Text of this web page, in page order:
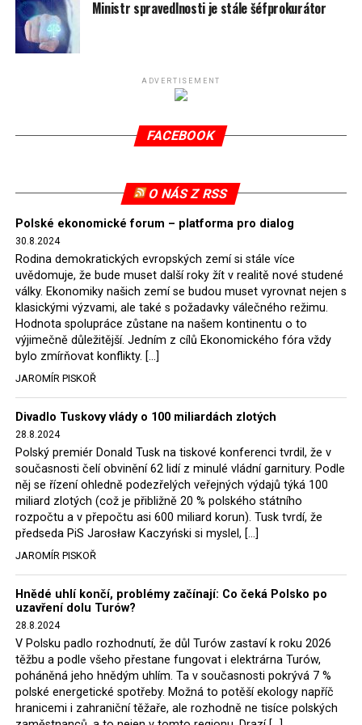
spotřeby.
Připomeňme, že ukončení těžby hnědého uhlí pro
(SDEU) v souvislosti se stížnostmi českých samospráv
verdiktem španělské soudkyně Rosario Silva de Lapureta
tomuto rozhodnutí nevyhověla, proto na žádost
2022, než byl tento případ z důvodu uzavření dohody
Polska s Českou republikou o odstranění příčin sporu o
důl Turów vymazán z rejstříku tribunálu. Celkem si
Polsko nechalo z přiznaných evropských fondů odečíst
asi 70 milionů eur na pokutách a 45 milionů eur
zaplatilo jako odškodnění České republice – ale jak důl,
tak elektrárna nadále fungovaly. Už tehdy zástupci
tehdejší opozice a dnes vládnoucí koalice, jako
místopředseda Občanské platformy (PO) Rafał
Hołownia, přímo řekli, že by se polská vláda měla
tomuto rozhodnutí podřídit.
Rozhodnutí polského ministra spravedlnosti jistě potěší
německé, české a polské ekology, ale i těžaře. Je těžké si
představit, že by o takové věci rozhodoval sám ministr
Bodnar. Musel získat politický souhlas vládnoucí koalice.
Stále jsou totiž platné argumenty Morawieckého vlády,
že důl i elektrárna jsou – kromě zabezpečování cca 7 %
polského energetického mixu – klíčovými podniky, spolu
se svými dceřinými společnostmi zaměstnávají cca pět
tisíc lidí. Navíc s činností dolu a elektrárny nepřímo
souvisí dalších několik desítek tisíc pracovních míst v
regionu. Zelená politika ale opět zvítězila.
Rozhodnutí polského ministra spravedlnosti jistě potěší
Ministr spravedlnosti je stále šéfprokurátor
ADVERTISEMENT
FACEBOOK
O NÁS Z RSS
Polské ekonomické forum – platforma pro dialog
30.8.2024
Rodina demokratických evropských zemí si stále více
uvědomuje, že bude muset další roky žít v realitě nové studené
války. Ekonomiky našich zemí se budou muset vyrovnat nejen s
klasickými výzvami, ale také s požadavky válečného režimu.
Hodnota spolupráce zůstane na našem kontinentu o to
výjimečně důležitější. Jedním z cílů Ekonomického fóra vždy
bylo zmírňovat konflikty. […]
JAROMÍR PISKOŘ
Divadlo Tuskovy vlády o 100 miliardách zlotých
28.8.2024
Polský premiér Donald Tusk na tiskové konferenci tvrdil, že v
současnosti čelí obvinění 62 lidí z minulé vládní garnitury. Podle
něj se řízení ohledně podezřelých veřejných výdajů týká 100
miliard zlotých (což je přibližně 20 % polského státního
rozpočtu a v přepočtu asi 600 miliard korun). Tusk tvrdí, že
předseda PiS Jarosław Kaczyński si myslel, […]
JAROMÍR PISKOŘ
Hnědé uhlí končí, problémy začínají: Co čeká Polsko po
uzavření dolu Turów?
28.8.2024
V Polsku padlo rozhodnutí, že důl Turów zastaví k roku 2026
těžbu a podle všeho přestane fungovat i elektrárna Turów,
poháněná jeho hnědým uhlím. Ta v současnosti pokrývá 7 %
polské energetické spotřeby. Možná to potěší ekology napříč
hranicemi i zahraniční těžaře, ale rozhodně ne tisíce polských